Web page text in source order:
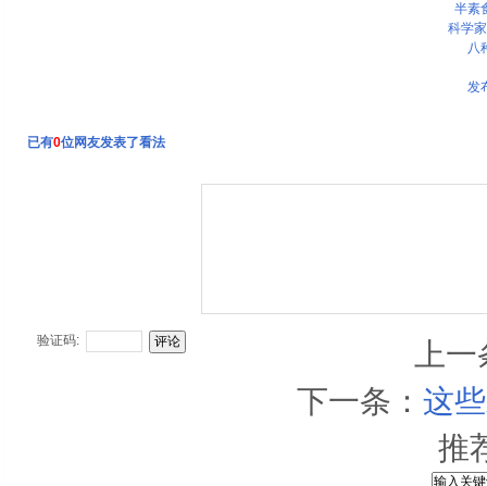
半素
科学
八
发
已有0位网友发表了看法
验证码:
上
下一条： 这
推